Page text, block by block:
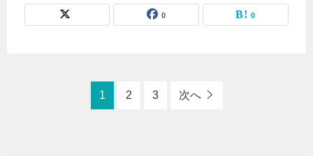
0 0
1 2 3 次へ